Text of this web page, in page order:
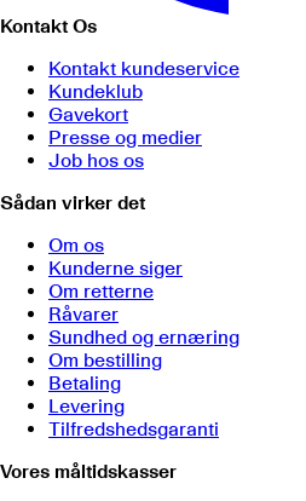
Kontakt Os
Kontakt kundeservice
Kundeklub
Gavekort
Presse og medier
Job hos os
Sådan virker det
Om os
Kunderne siger
Om retterne
Råvarer
Sundhed og ernæring
Om bestilling
Betaling
Levering
Tilfredshedsgaranti
Vores måltidskasser